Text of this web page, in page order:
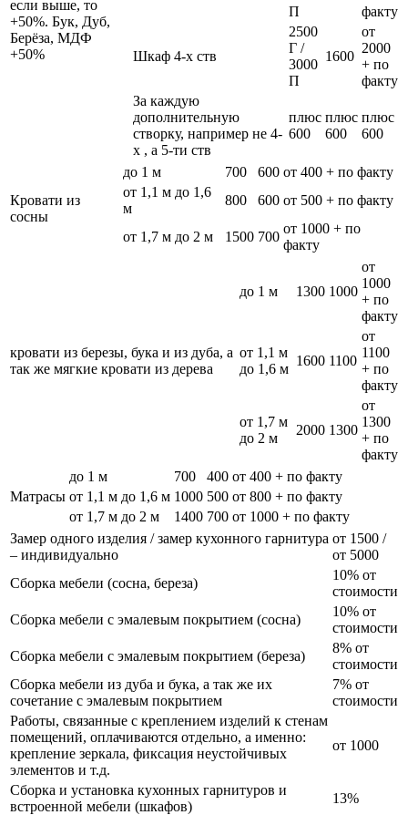
если выше, то
+50%. Бук, Дуб,
Берёза, МДФ
+50%
П
факту
Шкаф 4-х ств
2500
Г /
3000
П
1600
от
2000
+ по
факту
За каждую
дополнительную
створку, например не 4-
х , а 5-ти ств
плюс
600
плюс
600
плюс
600
Кровати из
сосны
до 1 м 700 600 от 400 + по факту
от 1,1 м до 1,6
м
800 600 от 500 + по факту
от 1,7 м до 2 м 1500 700
от 1000 + по
факту
кровати из березы, бука и из дуба, а
так же мягкие кровати из дерева
до 1 м 1300 1000
от
1000
+ по
факту
от 1,1 м
до 1,6 м
1600 1100
от
1100
+ по
факту
от 1,7 м
до 2 м
2000 1300
от
1300
+ по
факту
Матрасы
до 1 м 700 400 от 400 + по факту
от 1,1 м до 1,6 м 1000 500 от 800 + по факту
от 1,7 м до 2 м
1400 700 от 1000 + по факту
Замер одного изделия / замер кухонного гарнитура
– индивидуально
от 1500 /
от 5000
Сборка мебели (сосна, береза)
10% от
стоимости
Сборка мебели с эмалевым покрытием (сосна)
10% от
стоимости
Сборка мебели с эмалевым покрытием (береза)
8% от
стоимости
Сборка мебели из дуба и бука, а так же их
сочетание с эмалевым покрытием
7% от
стоимости
Работы, связанные с креплением изделий к стенам
помещений, оплачиваются отдельно, а именно:
крепление зеркала, фиксация неустойчивых
элементов и т.д.
от 1000
Сборка и установка кухонных гарнитуров и
встроенной мебели (шкафов)
13%